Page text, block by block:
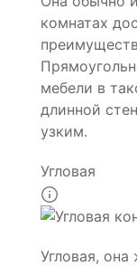
комнатах
мебели в
длинной
узким.
Угловая
Угловая,